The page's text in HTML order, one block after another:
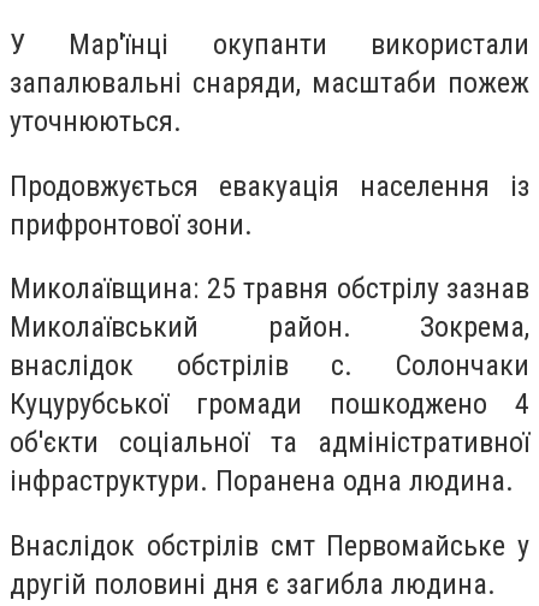
У Мар'їнці окупанти використали
запалювальні снаряди, масштаби пожеж
уточнюються.
Продовжується евакуація населення із
прифронтової зони.
Миколаївщина: 25 травня обстрілу зазнав
Миколаївський район. Зокрема,
внаслідок обстрілів с. Солончаки
Куцурубської громади пошкоджено 4
об'єкти соціальної та адміністративної
інфраструктури. Поранена одна людина.
Внаслідок обстрілів смт Первомайське у
другій половині дня є загибла людина.